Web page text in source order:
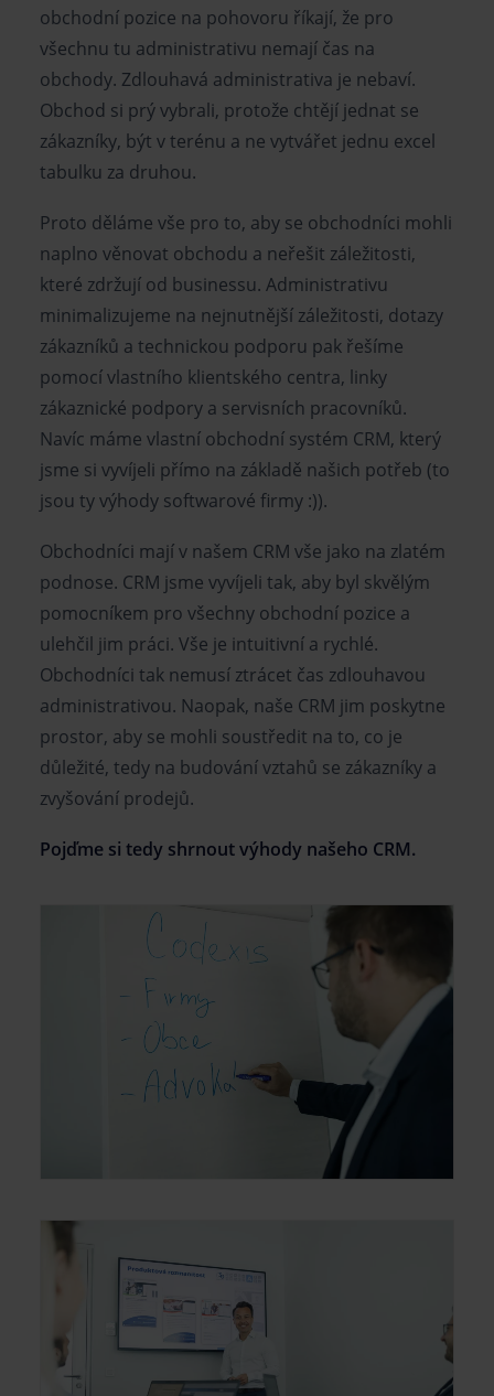
obchodní pozice na pohovoru říkají, že pro
všechnu tu administrativu nemají čas na
obchody. Zdlouhavá administrativa je nebaví.
Obchod si prý vybrali, protože chtějí jednat se
zákazníky, být v terénu a ne vytvářet jednu excel
tabulku za druhou.
Proto děláme vše pro to, aby se obchodníci mohli
naplno věnovat obchodu a neřešit záležitosti,
které zdržují od businessu. Administrativu
minimalizujeme na nejnutnější záležitosti, dotazy
zákazníků a technickou podporu pak řešíme
pomocí vlastního klientského centra, linky
zákaznické podpory a servisních pracovníků.
Navíc máme vlastní obchodní systém CRM, který
jsme si vyvíjeli přímo na základě našich potřeb (to
jsou ty výhody softwarové firmy :)).
Obchodníci mají v našem CRM vše jako na zlatém
podnose. CRM jsme vyvíjeli tak, aby byl skvělým
pomocníkem pro všechny obchodní pozice a
ulehčil jim práci. Vše je intuitivní a rychlé.
Obchodníci tak nemusí ztrácet čas zdlouhavou
administrativou. Naopak, naše CRM jim poskytne
prostor, aby se mohli soustředit na to, co je
důležité, tedy na budování vztahů se zákazníky a
zvyšování prodejů.
Pojďme si tedy shrnout výhody našeho CRM.